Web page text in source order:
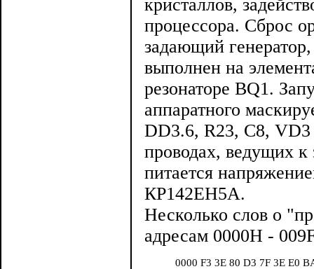
кристаллов,
процессора. Сброс
задающий
выполнен на
резонаторе BQ1.
аппаратного
DD3.6, R23, С8,
проводах, ведущих
питается
КР142ЕН5А.
Несколько слов о
адресам 0000H -
0000 F3 3E 80 D3 7F 3Е